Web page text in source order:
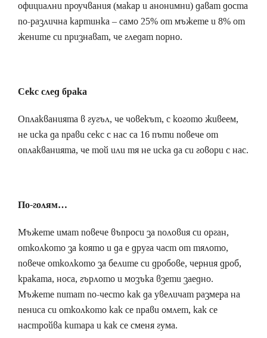
официални проучвания (макар и анонимни) дават доста
по-различна картинка – само 25% от мъжете и 8% от
жените си признават, че гледат порно.
Секс след брака
Оплакванията в гугъл, че човекът, с когото живеем,
не иска да прави секс с нас са 16 пъти повече от
оплакванията, че той или тя не иска да си говори с нас.
По-голям…
Мъжете имат повече въпроси за половия си орган,
отколкото за която и да е друга част от тялото,
повече отколкото за белите си дробове, черния дроб,
краката, носа, гърлото и мозъка взети заедно.
Мъжете питат по-често как да увеличат размера на
пениса си отколкото как се прави омлет, как се
настройва китара и как се сменя гума.